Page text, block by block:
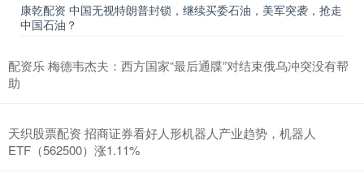
康乾配资 中国无视特朗普封锁，继续买委石油，美军突袭，抢走
中国石油？
配资乐 梅德韦杰夫：西方国家“最后通牒”对结束俄乌冲突没有帮
助
天织股票配资 招商证券看好人形机器人产业趋势，机器人
ETF（562500）涨1.11%